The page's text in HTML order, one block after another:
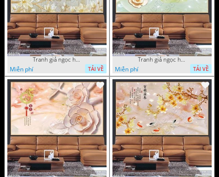
Tranh giả ngọc hoa nền gạch
Miễn phí
TẢI VỀ
Tranh giả ngọc hoa mai thư pháp
Miễn phí
TẢI VỀ